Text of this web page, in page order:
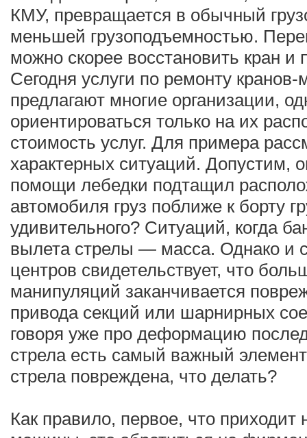
КМУ, превращается в обычный
меньшей грузоподъемностью.
можно скорее восстановить кран и
Сегодня услуги по ремонту
предлагают многие организации,
ориентироваться только на их
стоимость услуг. Для примера
характерных ситуаций. Допустим,
помощи лебедки подтащил
автомобиля груз поближе к борту
удивительного? Ситуаций, когда
вылета стрелы — масса. Однако и
центров свидетельствует, что
манипуляций заканчивается
привода секций или шарнирных
говоря уже про деформацию
стрела есть самый важный
стрела повреждена, что делать?
Как правило, первое, что приходит